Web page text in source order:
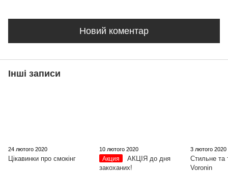
Новий коментар
Інші записи
24 лютого 2020
Цікавинки про смокінг
10 лютого 2020
Акция
АКЦІЯ до дня
закоханих!
3 лютого 2020
Стильне та
Voronin